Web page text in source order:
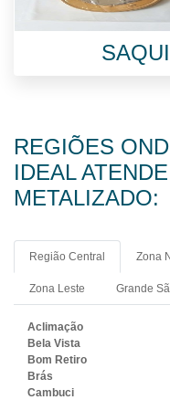
REGIÕES
IDEAL
METALIZADO:
Região Central Zona
Zona Leste Grande
Aclimação
Bela Vista
Bom Retiro
Brás
Cambuci